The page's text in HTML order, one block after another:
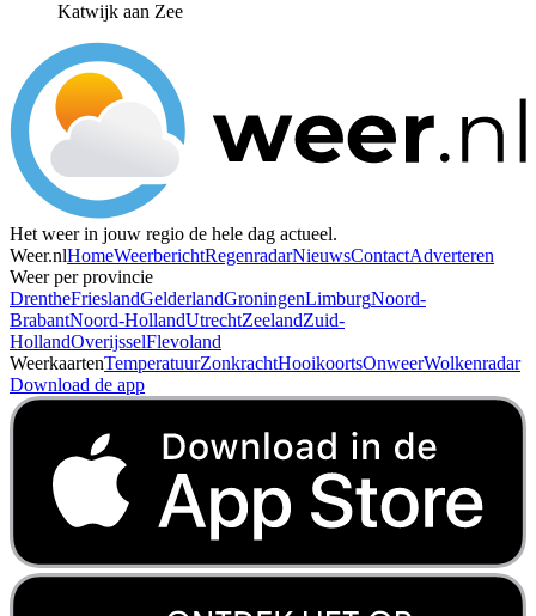
Katwijk aan Zee
Het weer in jouw regio de hele dag actueel.
Weer.nlHomeWeerberichtRegenradarNieuwsContactAdverteren
Weer per provincie
DrentheFrieslandGelderlandGroningenLimburgNoord-
BrabantNoord-HollandUtrechtZeelandZuid-
HollandOverijsselFlevoland
WeerkaartenTemperatuurZonkrachtHooikoortsOnweerWolkenradar
Download de app